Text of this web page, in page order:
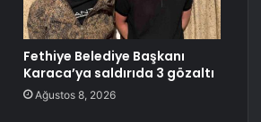
Fethiye Belediye Başkanı
Karaca’ya saldırıda 3 gözaltı
Ağustos 8, 2026